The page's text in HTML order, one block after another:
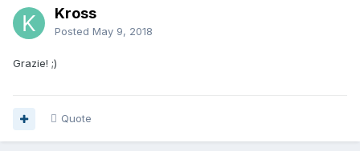
Kross
Posted May 9, 2018
Grazie! ;)
Quote